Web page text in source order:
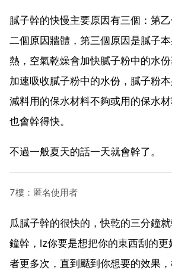
膩子幹的快慢主要原因有三個：第
二個原因牆體，第三個原因是膩子
熱，空氣乾燥會加快膩子粉中的水
加速吸收膩子粉中的水份，膩子粉
減料用的保水材料不夠或用的保水材
也會幹得快。
不過一般夏天的話一天就會幹了。
7樓：匿名使用者
瓜膩子幹的很快的，快乾的三分鐘
鐘幹，lz你要是想把你的東西刮的
者更多次，直到颳到你想要的效果